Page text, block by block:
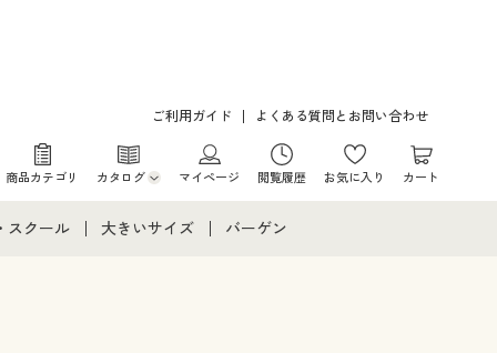
ご利用ガイド よくある質問とお問い合わせ
商品カテゴリ カタログ
カタログ・チラシからのご注文
マイページ 閲覧履歴 お気に入り カート
スクール 大きいサイズ バーゲン